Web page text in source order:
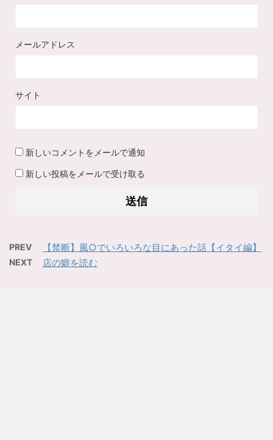
メールアドレス
サイト
新しいコメントをメールで通知
新しい投稿をメールで受け取る
PREV 【禁断】風○でいろいろな目にあった話【イタイ編】
NEXT 店の癖を読む